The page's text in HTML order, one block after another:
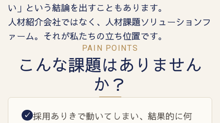
い」という結論を出すこともあります。
人材紹介会社ではなく、人材課題ソリューションフ
ァーム。それが私たちの立ち位置です。
PAIN POINTS
こんな課題はありません
か？
✓ 採用ありきで動いてしまい、結果的に何